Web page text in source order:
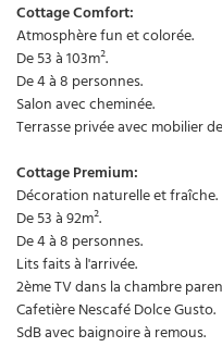
Cottage Comfort:
Atmosphère fun et colorée.
De 53 à 103m².
De 4 à 8 personnes.
Salon avec cheminée.
Terrasse privée avec mobilier
Cottage Premium:
Décoration naturelle et fraîche.
De 53 à 92m².
De 4 à 8 personnes.
Lits faits à l'arrivée.
2ème TV dans la chambre
Cafetière Nescafé Dolce Gusto.
SdB avec baignoire à remous.